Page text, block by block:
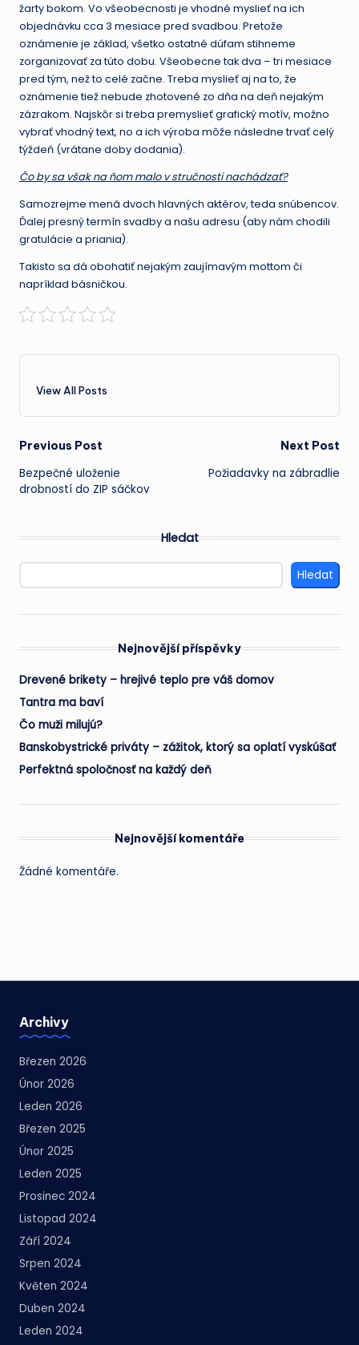
žarty bokom. Vo všeobecnosti je vhodné myslieť na ich
objednávku cca 3 mesiace pred svadbou. Pretože
oznámenie je základ, všetko ostatné dúfam stihneme
zorganizovať za túto dobu. Všeobecne tak dva – tri mesiace
pred tým, než to celé začne. Treba myslieť aj na to, že
oznámenie tiež nebude zhotovené zo dňa na deň nejakým
zázrakom. Najskôr si treba premyslieť grafický motív, možno
vybrať vhodný text, no a ich výroba môže následne trvať celý
týždeň (vrátane doby dodania).
Čo by sa však na ňom malo v stručnosti nachádzať?
Samozrejme mená dvoch hlavných aktérov, teda snúbencov.
Ďalej presný termín svadby a našu adresu (aby nám chodili
gratulácie a priania).
Takisto sa dá obohatiť nejakým zaujímavým mottom či
napríklad básničkou.
View All Posts
Post
navigation
Previous Post
Bezpečné uloženie
drobností do ZIP sáčkov
Next Post
Požiadavky na zábradlie
Hledat
Hledat
Nejnovější příspěvky
Drevené brikety – hrejivé teplo pre váš domov
Tantra ma baví
Čo muži milujú?
Banskobystrické priváty – zážitok, ktorý sa oplatí vyskúšať
Perfektná spoločnosť na každý deň
Nejnovější komentáře
Žádné komentáře.
Archivy
Březen 2026
Únor 2026
Leden 2026
Březen 2025
Únor 2025
Leden 2025
Prosinec 2024
Listopad 2024
Září 2024
Srpen 2024
Květen 2024
Duben 2024
Leden 2024